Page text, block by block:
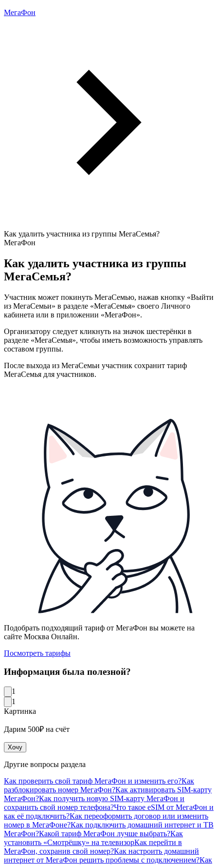
МегаФон
Как удалить участника из группы МегаСемья?
МегаФон
Как удалить участника из группы
МегаСемья?
Участник может покинуть МегаСемью, нажав кнопку «Выйти
из МегаСемьи» в разделе «МегаСемья» своего Личного
кабинета или в приложении «МегаФон».
Организатору следует кликнуть на значок шестерёнки в
разделе «МегаСемья», чтобы иметь возможность управлять
составом группы.
После выхода из МегаСемьи участник сохранит тариф
МегаСемья для участников.
Подобрать подходящий тариф от МегаФон вы можете на
сайте Москва Онлайн.
Посмотреть тарифы
Информация была полезной?
1
1
Картинка
Дарим 500₽ на счёт
Хочу
Другие вопросы раздела
Как проверить свой тариф МегаФон и изменить его?Как
разблокировать номер МегаФон?Как активировать SIM-карту
МегаФон?Как получить новую SIM-карту МегаФон и
сохранить свой номер телефона?Что такое eSIM от МегаФон и
как её подключить?Как переоформить договор или изменить
номер в МегаФоне?Как подключить домашний интернет и ТВ
МегаФон?Какой тариф МегаФон лучше выбрать?Как
установить «Смотрёшку» на телевизорКак перейти в
МегаФон, сохранив свой номер?Как настроить домашний
интернет от МегаФон решить проблемы с подключением?Как